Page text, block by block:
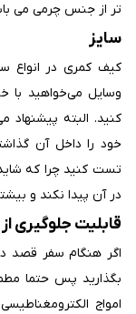
تر از جنس چرمی می
سایز
کیف کمری در انواع
وسایل می‌‌خواهید با
کنید. البته
خود را داخل آن
تست کنید چرا که
در آن پیدا نکند و
قابلیت جلوگیری
اگر هنگام سفر قصد
امواج